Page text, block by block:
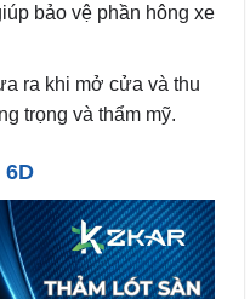
bảo vệ phần hông xe
ra khi mở cửa và thu
trọng và thẩm mỹ.
6D